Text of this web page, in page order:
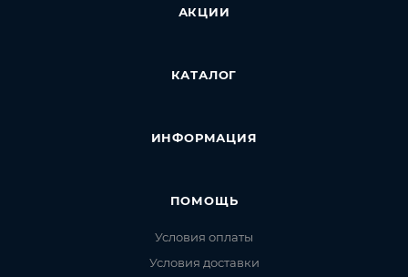
АКЦИИ
КАТАЛОГ
ИНФОРМАЦИЯ
ПОМОЩЬ
Условия оплаты
Условия доставки